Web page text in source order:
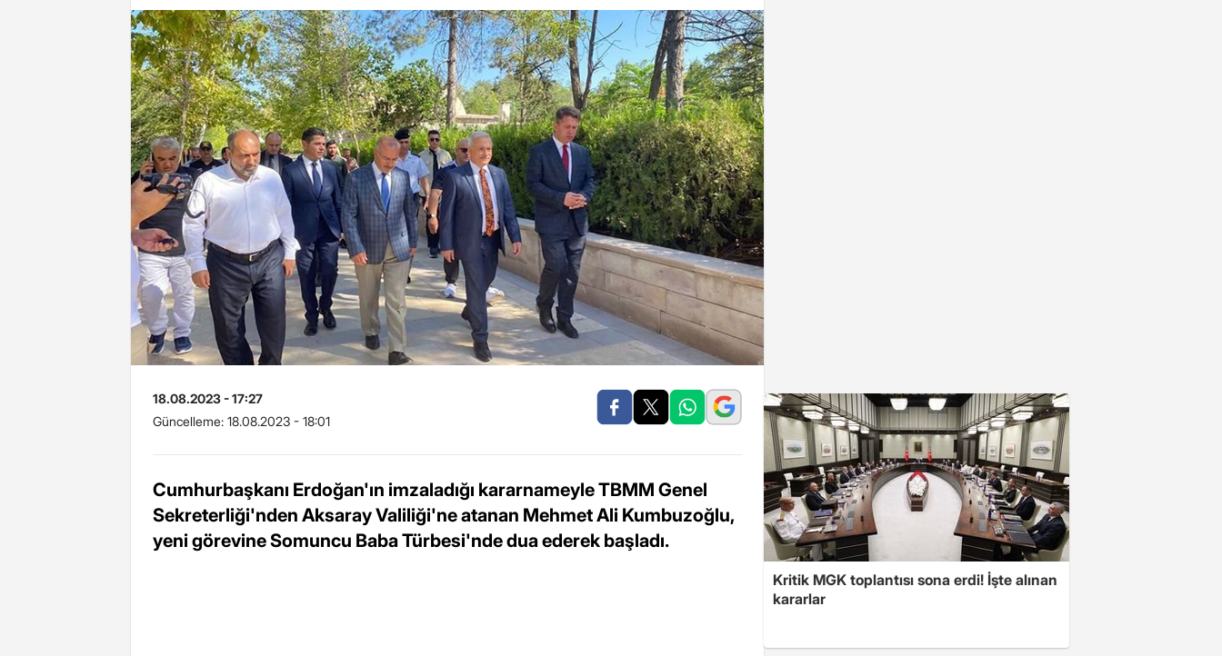
18.08.2023 - 17:27
Güncelleme: 18.08.2023 - 18:01
Cumhurbaşkanı Erdoğan'ın imzaladığı kararnameyle TBMM Genel
Sekreterliği'nden Aksaray Valiliği'ne atanan Mehmet Ali Kumbuzoğlu,
yeni görevine Somuncu Baba Türbesi'nde dua ederek başladı.
Kritik MGK toplantısı sona erdi! İşte alınan
kararlar